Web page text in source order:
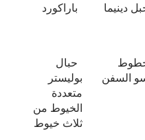
دينيما باراكورد
السفن
حبال
بوليستر
متعددة
الخيوط من
ثلاث خيوط